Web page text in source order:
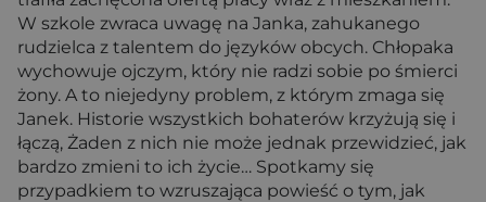
W szkole zwraca uwagę na Janka, zahukanego
rudzielca z talentem do języków obcych. Chłopaka
wychowuje ojczym, który nie radzi sobie po śmierci
żony. A to niejedyny problem, z którym zmaga się
Janek. Historie wszystkich bohaterów krzyżują się i
łączą, Żaden z nich nie może jednak przewidzieć, jak
bardzo zmieni to ich życie… Spotkamy się
przypadkiem to wzruszająca powieść o tym, jak